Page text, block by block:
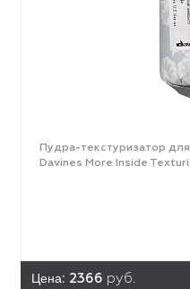
Пудра-текстуризатор
Davines More Inside
Цена: 2366 руб.